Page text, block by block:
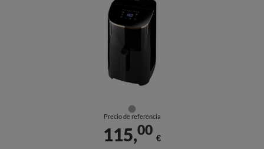
Precio de referencia
115,00
€